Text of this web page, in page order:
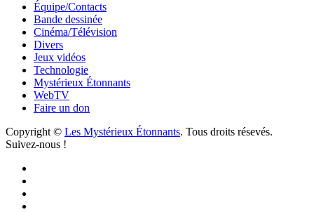
Équipe/Contacts
Bande dessinée
Cinéma/Télévision
Divers
Jeux vidéos
Technologie
Mystérieux Étonnants
WebTV
Faire un don
Copyright © Les Mystérieux Étonnants. Tous droits résevés.
Suivez-nous !